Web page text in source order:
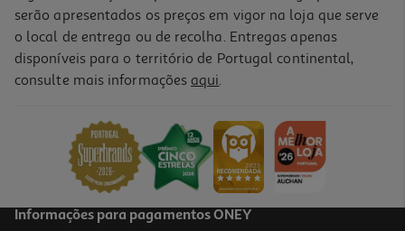
Câmara Switch 2
59,99 €
serão apresentados os preços em vigor na loja que serve
o local de entrega ou de recolha. Entregas apenas
disponíveis para o território de Portugal continental,
consulte mais informações aqui.
Informações para pagamentos ONEY